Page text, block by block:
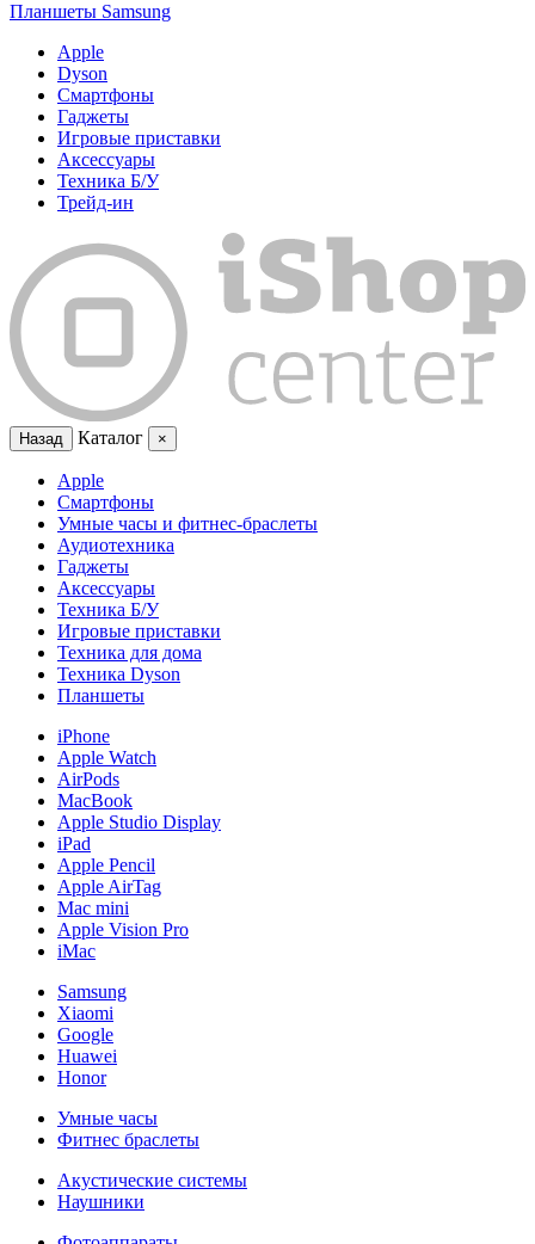
Планшеты Samsung
Apple
Dyson
Смартфоны
Гаджеты
Игровые приставки
Аксессуары
Техника Б/У
Трейд-ин
Назад Каталог ×
Apple
Смартфоны
Умные часы и фитнес-браслеты
Аудиотехника
Гаджеты
Аксессуары
Техника Б/У
Игровые приставки
Техника для дома
Техника Dyson
Планшеты
iPhone
Apple Watch
AirPods
MacBook
Apple Studio Display
iPad
Apple Pencil
Apple AirTag
Mac mini
Apple Vision Pro
iMac
Samsung
Xiaomi
Google
Huawei
Honor
Умные часы
Фитнес браслеты
Акустические системы
Наушники